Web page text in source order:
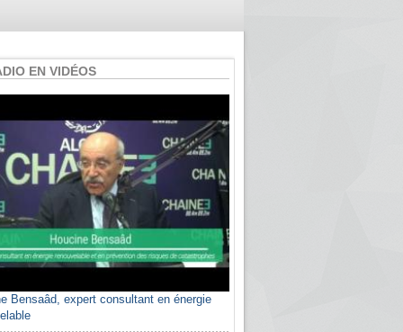
EN VIDÉOS
Bensaâd, expert consultant en énergie